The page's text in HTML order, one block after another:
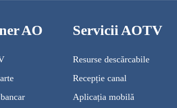
AO Servicii AOTV
Resurse descărcabile
Recepție canal
Aplicația mobilă